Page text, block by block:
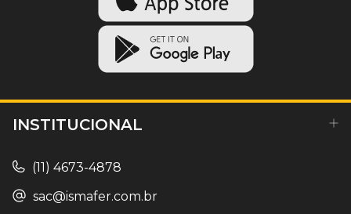
INSTITUCIONAL
(11) 4673-4878
sac@ismafer.com.br